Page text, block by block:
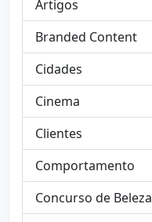
Artigos
Branded Content
Cidades
Cinema
Clientes
Comportamento
Concurso de Beleza